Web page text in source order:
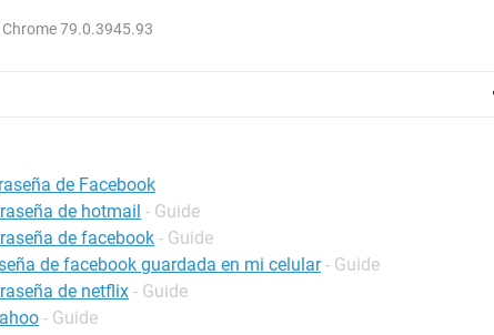
79.0.3945.93
de Facebook
de hotmail - Guide
de facebook - Guide
de facebook guardada en mi celular - Guide
de netflix - Guide
- Guide